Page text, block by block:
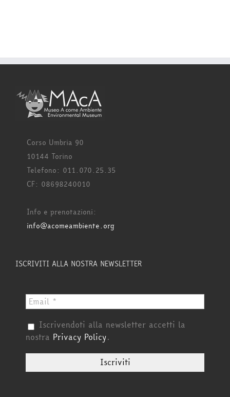
Corso Umbria 90
10144 Torino
Telefono: 011.070.25.35
CF: 08698240010
Info e prenotazioni:
info@acomeambiente.org
ISCRIVITI ALLA NOSTRA NEWSLETTER
Iscrivendoti alla newsletter accetti la
nostra Privacy Policy.